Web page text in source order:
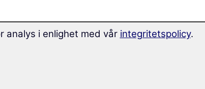
i enlighet med vår integritetspolicy.